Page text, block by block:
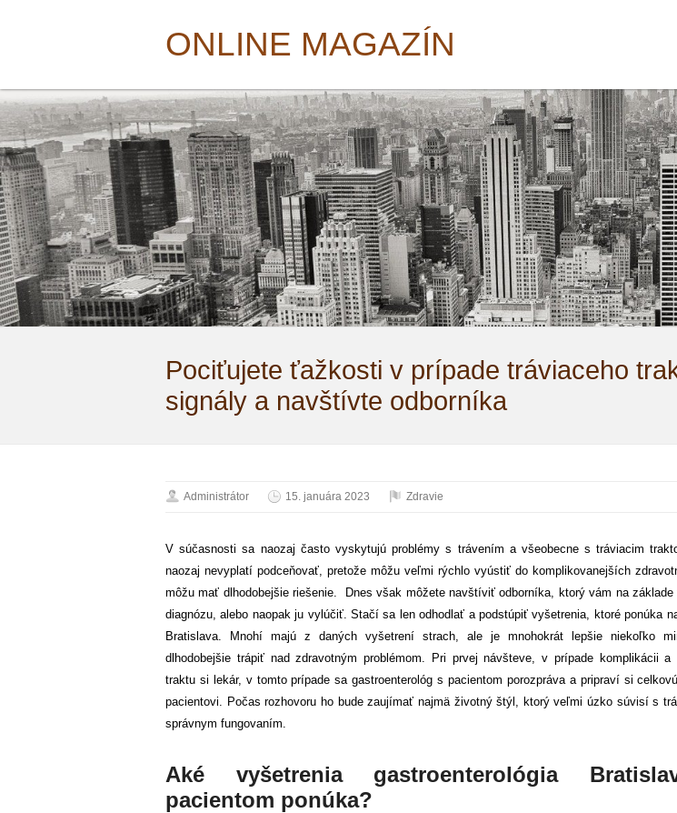
ONLINE MAGAZÍN
Pociťujete ťažkosti v prípade tráviaceho
signály a navštívte odborníka
Administrátor 15. januára 2023 Zdravie
V súčasnosti sa naozaj často vyskytujú problémy s trávením a všeobecne s tráviacim
naozaj nevyplatí podceňovať, pretože môžu veľmi rýchlo vyústiť do komplikovanejších
môžu mať dlhodobejšie riešenie. Dnes však môžete navštíviť odborníka, ktorý vám na
diagnózu, alebo naopak ju vylúčiť. Stačí sa len odhodlať a podstúpiť vyšetrenia, ktoré ponúka
Bratislava. Mnohí majú z daných vyšetrení strach, ale je mnohokrát lepšie niekoľko
dlhodobejšie trápiť nad zdravotným problémom. Pri prvej návšteve, v prípade komplikácii a
traktu si lekár, v tomto prípade sa gastroenterológ s pacientom porozpráva a pripraví si
pacientovi. Počas rozhovoru ho bude zaujímať najmä životný štýl, ktorý veľmi úzko súvisí s
správnym fungovaním.
Aké vyšetrenia gastroenterológia
pacientom ponúka?